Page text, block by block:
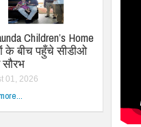
Children’s Home
के बीच पहुँचे सीडीओ
01, 2026